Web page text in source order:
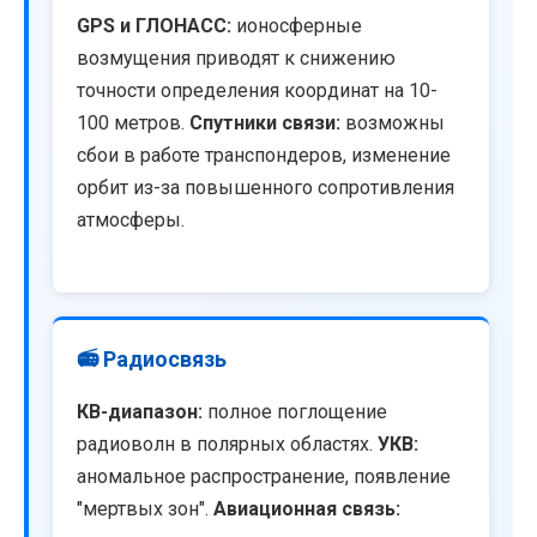
GPS и ГЛОНАСС: ионосферные
возмущения приводят к снижению
точности определения координат на 10-
100 метров. Спутники связи: возможны
сбои в работе транспондеров, изменение
орбит из-за повышенного сопротивления
атмосферы.
📻 Радиосвязь
КВ-диапазон: полное поглощение
радиоволн в полярных областях. УКВ:
аномальное распространение, появление
"мертвых зон". Авиационная связь: